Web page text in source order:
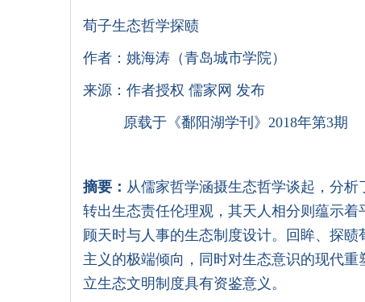
荀子生态哲学探赜
作者：姚海涛（青岛城市学院）
来源：作者授权 儒家网 发布
原载于 《鄱阳湖学刊》 2018年第3期
摘要： 从儒家哲学涵摄生态哲学谈起，分析
转出生态责任伦理观，其天人相分则蕴示
顾天时与人事的生态制度设计。回眸、探
主义的极端倾向，同时对生态意识的现代
立生态文明制度具有资鉴意义。